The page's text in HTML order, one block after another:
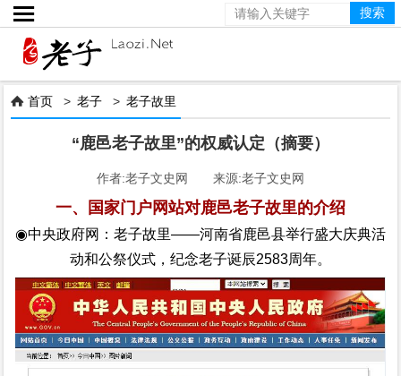

 首页 >老子 >老子故里
“鹿邑老子故里”的权威认定（摘要）
作者:老子文史网 来源:老子文史网
一、 国家门户网站对鹿邑老子故里的介绍
◉中央政府网：老子故里——河南省鹿邑县举行盛大庆典活
动和公祭仪式，纪念老子诞辰2583周年。